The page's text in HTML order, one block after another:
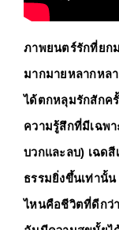
ภาพยนตร์รักที่ยก
มากมายหลากหล
ได้ตกหลุมรักสักค
ความรู้สึกที่มีเฉพ
บวกและลบ) เฉดสี
ธรรมยิ่งขึ้นเท่านั้
ไหนคือชีวิตที่ดีกว่